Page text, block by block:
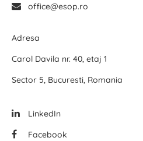
office@esop.ro
Adresa
Carol Davila nr. 40, etaj 1
Sector 5, Bucuresti, Romania
LinkedIn
Facebook